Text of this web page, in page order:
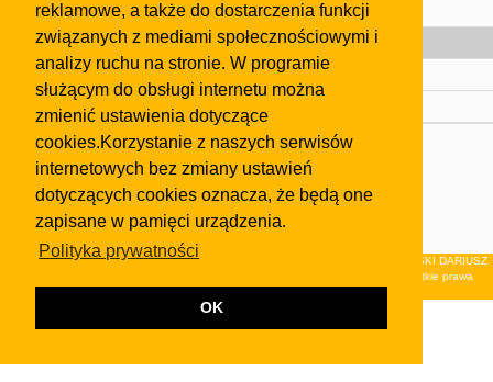
reklamowe, a także do dostarczenia funkcji
związanych z mediami społecznościowymi i
analizy ruchu na stronie. W programie
służącym do obsługi internetu można
zmienić ustawienia dotyczące
cookies.Korzystanie z naszych serwisów
internetowych bez zmiany ustawień
dotyczących cookies oznacza, że będą one
zapisane w pamięci urządzenia.
Polityka prywatności
OK
Kontakt
Strefa dla biznesu
Biura nieruchomości
Dealerzy i autokomisy
Skontaktuj się z nami
regulaminuiPolityki Prywatności.
Klauzula FB
© 2026Wydawnictwo NEON sp. z o.o. (dawniej: FIRMA NEON MAREK KLUCZEWSKI DARIUSZ
KRAWCZYK s.c.) z siedzibą w Olkuszu, ul.Żuradzka 15, 32-300 Olkusz . Wszystkie prawa